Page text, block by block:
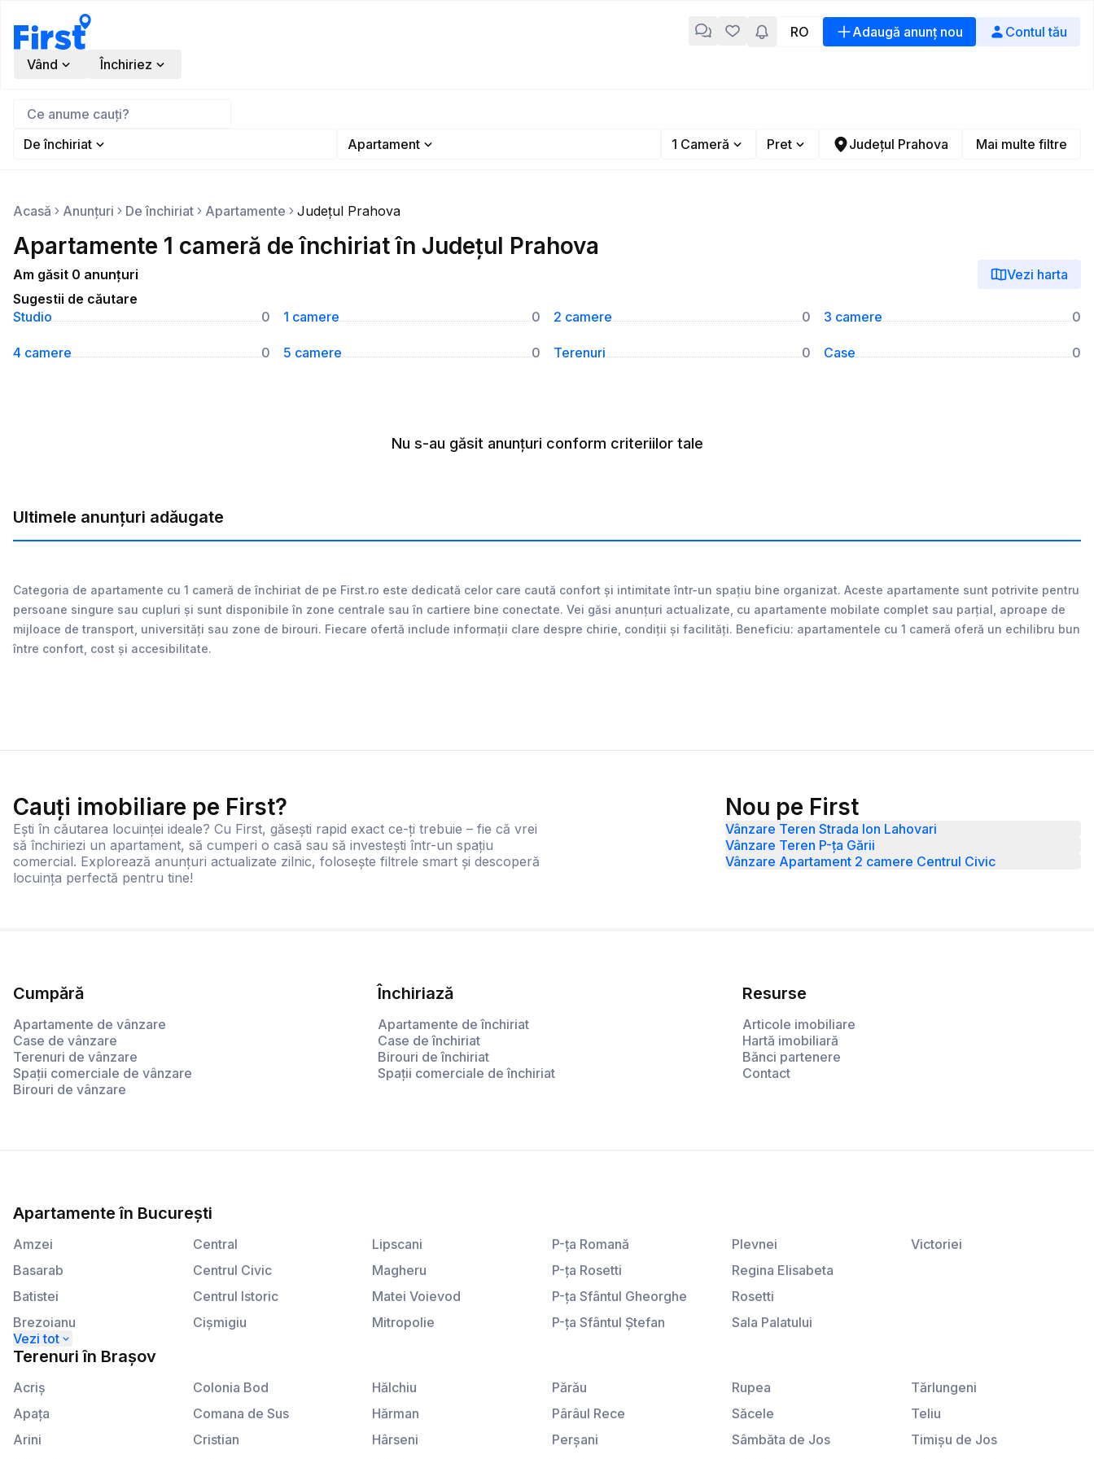
RO Adaugă anunț nou
Contul tău
Vând
Închiriez
De închiriat Apartament 1 Cameră Pret Județul Prahova Mai multe filtre
Acasă Anunțuri De închiriat Apartamente Județul Prahova
Apartamente 1 cameră de închiriat în Județul Prahova
Am găsit 0 anunțuri
Vezi harta
Sugestii de căutare
Studio
0 1 camere 0 2 camere 0 3 camere 0
4 camere 0 5 camere 0 Terenuri 0 Case 0
Nu s-au găsit anunțuri conform criteriilor tale
Ultimele anunțuri adăugate
Categoria de apartamente cu 1 cameră de închiriat de pe First.ro este dedicată celor care caută confort și intimitate într-un spațiu bine organizat. Aceste apartamente sunt potrivite pentru
persoane singure sau cupluri și sunt disponibile în zone centrale sau în cartiere bine conectate. Vei găsi anunțuri actualizate, cu apartamente mobilate complet sau parțial, aproape de
mijloace de transport, universități sau zone de birouri. Fiecare ofertă include informații clare despre chirie, condiții și facilități. Beneficiu: apartamentele cu 1 cameră oferă un echilibru bun
între confort, cost și accesibilitate.
Cauți imobiliare pe First?
Ești în căutarea locuinței ideale? Cu First, găsești rapid exact ce-ți trebuie – fie că vrei
să închiriezi un apartament, să cumperi o casă sau să investești într-un spațiu
comercial. Explorează anunțuri actualizate zilnic, folosește filtrele smart și descoperă
locuința perfectă pentru tine!
Nou pe First
Vânzare Teren Strada Ion Lahovari
Vânzare Teren P-ța Gării
Vânzare Apartament 2 camere Centrul Civic
Cumpără
Apartamente de vânzare
Case de vânzare
Terenuri de vânzare
Spații comerciale de vânzare
Birouri de vânzare
Închiriază
Apartamente de închiriat
Case de închiriat
Birouri de închiriat
Spații comerciale de închiriat
Resurse
Articole imobiliare
Hartă imobiliară
Bănci partenere
Contact
Apartamente în București
Amzei
Basarab
Batistei
Brezoianu
Calea Plevnei
Central
Centrul Civic
Centrul Istoric
Cişmigiu
Lipscani
Magheru
Matei Voievod
Mitropolie
P-ţa Romană
P-ţa Rosetti
P-ţa Sfântul Gheorghe
P-ţa Sfântul Ştefan
Plevnei
Regina Elisabeta
Rosetti
Sala Palatului
Victoriei
Terenuri în Brașov
Acriş
Apaţa
Arini
Colonia Bod
Comana de Sus
Cristian
Hălchiu
Hărman
Hârseni
Părău
Pârâul Rece
Perşani
Rupea
Săcele
Sâmbăta de Jos
Tărlungeni
Teliu
Timişu de Jos